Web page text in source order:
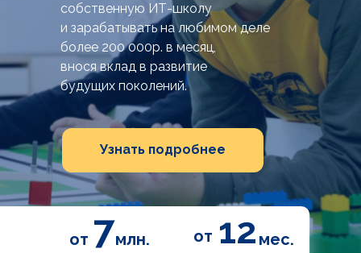
собственную ИТ-школу
и зарабатывать на любимом деле
более 200 000р. в месяц,
внося вклад в развитие
будущих поколений.
Узнать подробнее
мес.
12
от
млн.
7
от